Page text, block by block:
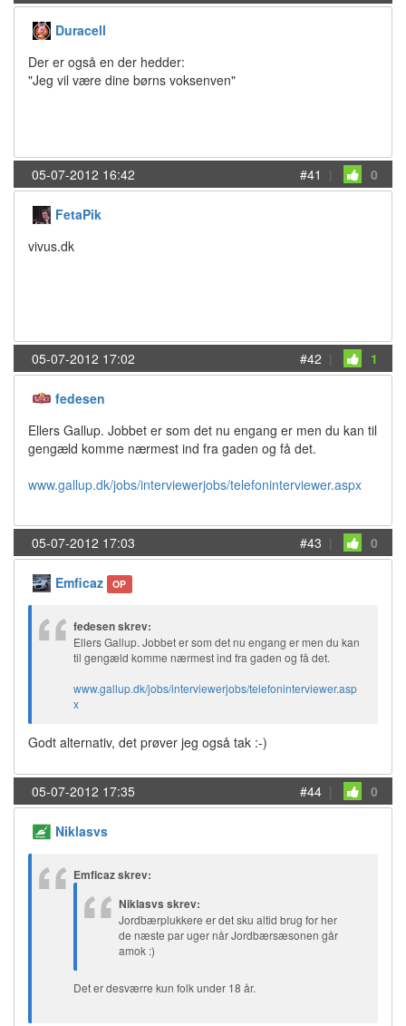
Duracell
Der er også en der hedder:
"Jeg vil være dine børns voksenven"
05-07-2012 16:42 #41 | 0
FetaPik
vivus.dk
05-07-2012 17:02 #42 | 1
fedesen
Ellers Gallup. Jobbet er som det nu engang er men du kan til
gengæld komme nærmest ind fra gaden og få det.
www.gallup.dk/jobs/interviewerjobs/telefoninterviewer.aspx
05-07-2012 17:03 #43 | 0
Emficaz OP
fedesen skrev:
Ellers Gallup. Jobbet er som det nu engang er men du kan
til gengæld komme nærmest ind fra gaden og få det.
www.gallup.dk/jobs/interviewerjobs/telefoninterviewer.asp
x
Godt alternativ, det prøver jeg også tak :-)
05-07-2012 17:35 #44 | 0
Niklasvs
Emficaz skrev:
Niklasvs skrev:
Jordbærplukkere er det sku altid brug for her
de næste par uger når Jordbærsæsonen går
amok :)
Det er desværre kun folk under 18 år.